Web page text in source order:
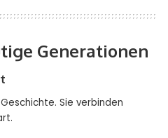
Generationen
Sie verbinden